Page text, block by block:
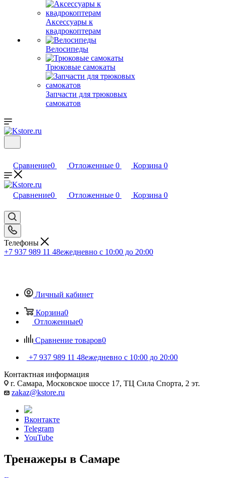
Аксессуары к
квадрокоптерам
Велосипеды
Трюковые самокаты
Запчасти для трюковых
самокатов
Сравнение0 Отложенные 0 Корзина 0
Сравнение0 Отложенные 0 Корзина 0
Телефоны
+7 937 989 11 48ежедневно с 10:00 до 20:00
Личный кабинет
Корзина0
Отложенные0
Сравнение товаров0
+7 937 989 11 48ежедневно с 10:00 до 20:00
Контактная информация
г. Самара, Московское шоссе 17, ТЦ Сила Спорта, 2 эт.
zakaz@kstore.ru
Вконтакте
Telegram
YouTube
Тренажеры в Самаре